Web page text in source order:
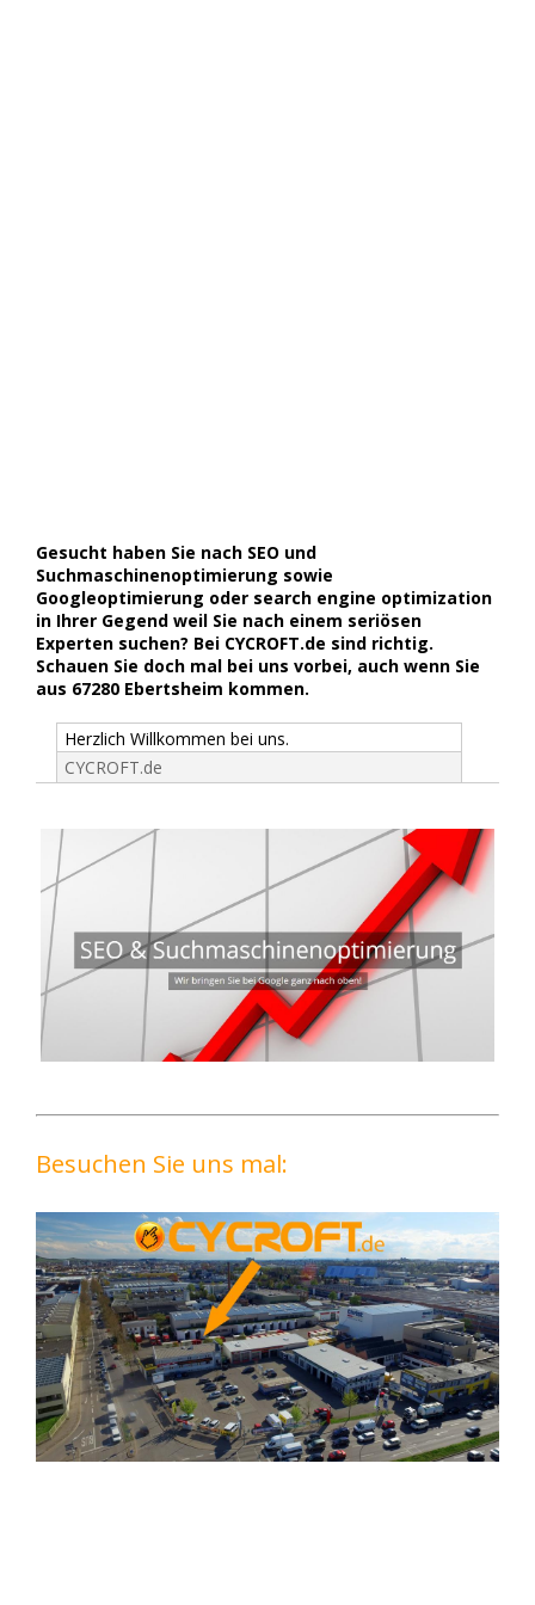
Gesucht haben Sie nach SEO und
Suchmaschinenoptimierung sowie
Googleoptimierung oder search engine optimization
in Ihrer Gegend weil Sie nach einem seriösen
Experten suchen? Bei CYCROFT.de sind richtig.
Schauen Sie doch mal bei uns vorbei, auch wenn Sie
aus 67280 Ebertsheim kommen.
Herzlich Willkommen bei uns.
CYCROFT.de
Besuchen Sie uns mal: